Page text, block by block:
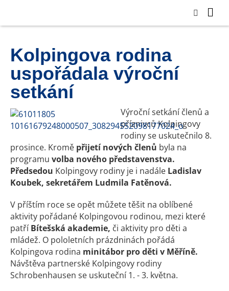
Kolpingova rodina
uspořádala výroční
setkání
Výroční setkání členů a
příznivců Kolpingovy
rodiny se uskutečnilo 8.
prosince. Kromě přijetí nových členů byla na
programu volba nového představenstva.
Předsedou Kolpingovy rodiny je i nadále Ladislav
Koubek, sekretářem Ludmila Fatěnová.
V příštím roce se opět můžete těšit na oblíbené
aktivity pořádané Kolpingovou rodinou, mezi které
patříBítešská akademie, či aktivity pro děti a
mládež. O pololetních prázdninách pořádá
Kolpingova rodina minitábor pro děti v Měříně.
Návštěva partnerské Kolpingovy rodiny
Schrobenhausen se uskuteční 1. - 3. května.